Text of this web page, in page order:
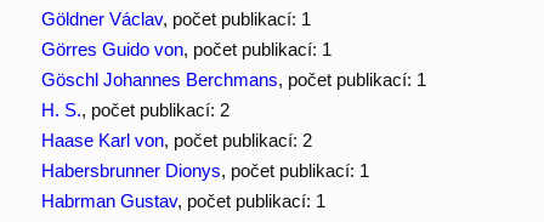
Göldner Václav, počet publikací: 1
Görres Guido von, počet publikací: 1
Göschl Johannes Berchmans, počet publikací: 1
H. S., počet publikací: 2
Haase Karl von, počet publikací: 2
Habersbrunner Dionys, počet publikací: 1
Habrman Gustav, počet publikací: 1